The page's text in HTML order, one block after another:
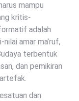
mampu
kritis-
adalah
amar ma’ruf,
terbentuk
dan pemikiran
dan